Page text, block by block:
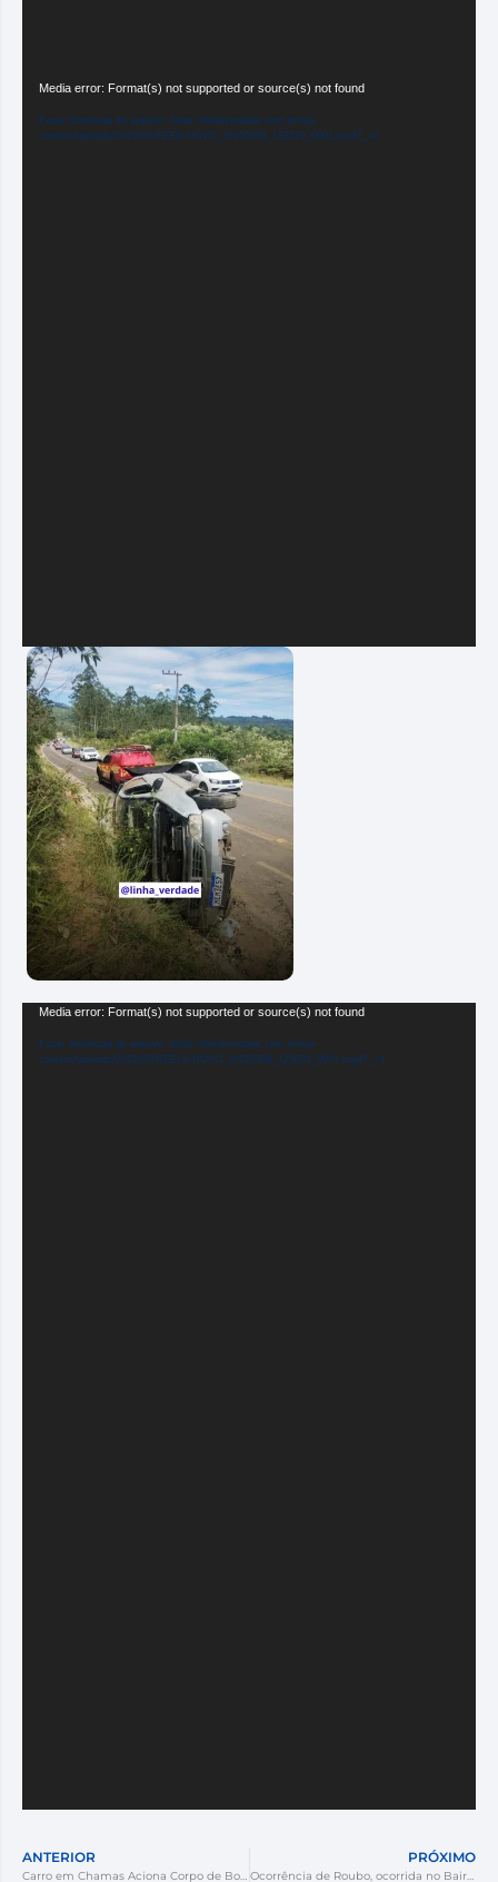
Tocador
vídeo
Media error: Format(s) not supported or source(s) not found
Fazer download do arquivo: https://linhaverdade.com.br/wp-
content/uploads/2025/03/FEED-NOVO_20250308_132520_0001.mp4?_=2
Tocador
vídeo
Media error: Format(s) not supported or source(s) not found
Fazer download do arquivo: https://linhaverdade.com.br/wp-
content/uploads/2025/03/REELS-NOVO_20250308_125624_0001.mp4?_=3
ANTERIOR
Carro em Chamas Aciona Corpo de Bombeiros em Criciúma
PRÓXIMO
Ocorrência de Roubo, ocorrida no Bairro São franscisco*